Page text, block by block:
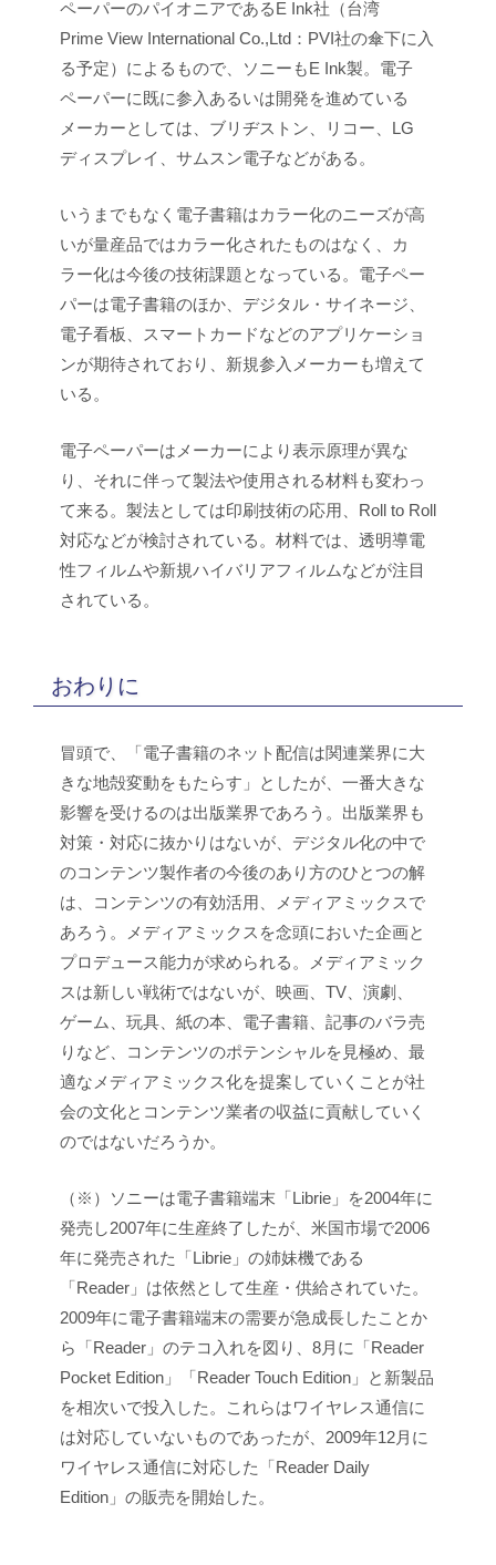
ペーパーのパイオニアであるE Ink社（台湾
Prime View International Co.,Ltd：PVI社の傘下に入
る予定）によるもので、ソニーもE Ink製。電子
ペーパーに既に参入あるいは開発を進めている
メーカーとしては、ブリヂストン、リコー、LG
ディスプレイ、サムスン電子などがある。
いうまでもなく電子書籍はカラー化のニーズが高
いが量産品ではカラー化されたものはなく、カ
ラー化は今後の技術課題となっている。電子ペー
パーは電子書籍のほか、デジタル・サイネージ、
電子看板、スマートカードなどのアプリケーショ
ンが期待されており、新規参入メーカーも増えて
いる。
電子ペーパーはメーカーにより表示原理が異な
り、それに伴って製法や使用される材料も変わっ
て来る。製法としては印刷技術の応用、Roll to Roll
対応などが検討されている。材料では、透明導電
性フィルムや新規ハイバリアフィルムなどが注目
されている。
おわりに
冒頭で、「電子書籍のネット配信は関連業界に大
きな地殻変動をもたらす」としたが、一番大きな
影響を受けるのは出版業界であろう。出版業界も
対策・対応に抜かりはないが、デジタル化の中で
のコンテンツ製作者の今後のあり方のひとつの解
は、コンテンツの有効活用、メディアミックスで
あろう。メディアミックスを念頭においた企画と
プロデュース能力が求められる。メディアミック
スは新しい戦術ではないが、映画、TV、演劇、
ゲーム、玩具、紙の本、電子書籍、記事のバラ売
りなど、コンテンツのポテンシャルを見極め、最
適なメディアミックス化を提案していくことが社
会の文化とコンテンツ業者の収益に貢献していく
のではないだろうか。
（※）ソニーは電子書籍端末「Librie」を2004年に
発売し2007年に生産終了したが、米国市場で2006
年に発売された「Librie」の姉妹機である
「Reader」は依然として生産・供給されていた。
2009年に電子書籍端末の需要が急成長したことか
ら「Reader」のテコ入れを図り、8月に「Reader
Pocket Edition」「Reader Touch Edition」と新製品
を相次いで投入した。これらはワイヤレス通信に
は対応していないものであったが、2009年12月に
ワイヤレス通信に対応した「Reader Daily
Edition」の販売を開始した。